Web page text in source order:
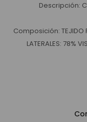
Descripción:
Composición: TEJIDO
LATERALES: 78%